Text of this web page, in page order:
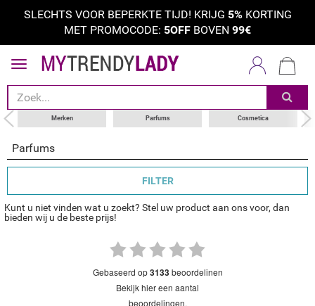
SLECHTS VOOR BEPERKTE TIJD! KRIJG 5%KORTING
MET PROMOCODE: 5OFF BOVEN 99€
Merken Parfums Cosmetica
Parfums
sorteer op
categorie
merken
FILTER
Kunt u niet vinden wat u zoekt? Stel uw product aan ons voor, dan
bieden wij u de beste prijs!
gebaseerd op3133beoordelinen
bekijk hier een aantal
beoordelingen.